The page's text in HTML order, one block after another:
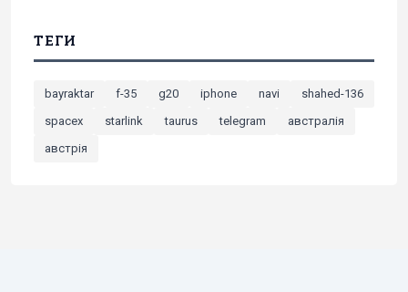
ТЕГИ
bayraktar f-35 g20 iphone navi
shahed-136
spacex
starlink taurus telegram
австралія
австрія